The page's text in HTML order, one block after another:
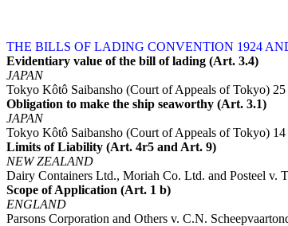
THE BILLS OF LADING CONVENTION 1924
Evidentiary value of the bill of lading (Art. 3.4)
JAPAN
Tokyo Kôtô Saibansho (Court of Appeals of Tokyo)
Obligation to make the ship seaworthy (Art. 3.1)
JAPAN
Tokyo Kôtô Saibansho (Court of Appeals of Tokyo)
Limits of Liability (Art. 4r5 and Art. 9)
NEW ZEALAND
Dairy Containers Ltd., Moriah Co. Ltd. and Posteel v.
Scope of Application (Art. 1 b)
ENGLAND
Parsons Corporation and Others v. C.N.